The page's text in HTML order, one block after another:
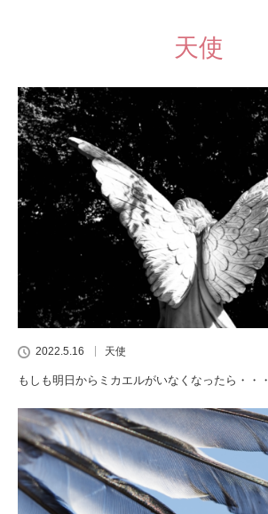
天使
2022.5.16 天使
もしも明日からミカエルがいなくなったら・・・